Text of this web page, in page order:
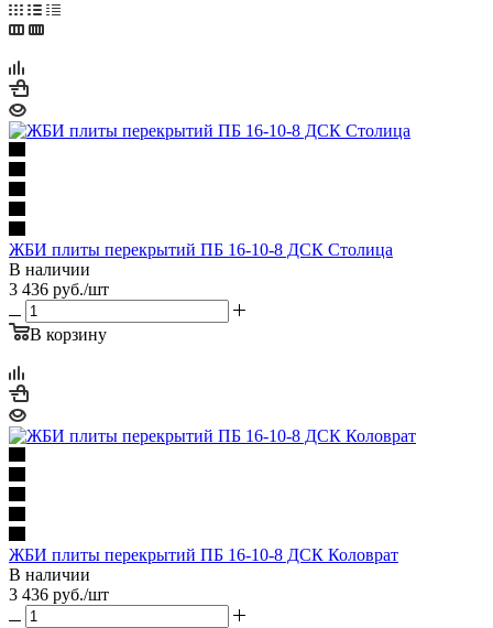
ЖБИ плиты перекрытий ПБ 16-10-8 ДСК Столица
В наличии
3 436 руб./шт
В корзину
ЖБИ плиты перекрытий ПБ 16-10-8 ДСК Коловрат
В наличии
3 436 руб./шт